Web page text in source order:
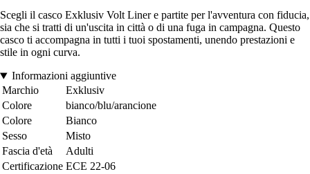
Scegli il casco Exklusiv Volt Liner e partite per l'avventura con fiducia,
sia che si tratti di un'uscita in città o di una fuga in campagna. Questo
casco ti accompagna in tutti i tuoi spostamenti, unendo prestazioni e
stile in ogni curva.
Informazioni aggiuntive
Marchio
Exklusiv
Colore
bianco/blu/arancione
Colore
Bianco
Sesso
Misto
Fascia d'età
Adulti
Certificazione ECE 22-06